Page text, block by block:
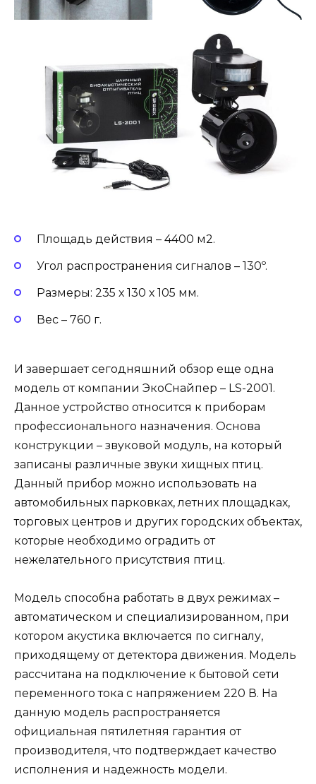
Площадь действия – 4400 м2.
Угол распространения сигналов – 130º.
Размеры: 235 х 130 х 105 мм.
Вес – 760 г.
И завершает сегодняшний обзор еще одна
модель от компании ЭкоСнайпер – LS-2001.
Данное устройство относится к приборам
профессионального назначения. Основа
конструкции – звуковой модуль, на который
записаны различные звуки хищных птиц.
Данный прибор можно использовать на
автомобильных парковках, летних площадках,
торговых центров и других городских объектах,
которые необходимо оградить от
нежелательного присутствия птиц.
Модель способна работать в двух режимах –
автоматическом и специализированном, при
котором акустика включается по сигналу,
приходящему от детектора движения. Модель
рассчитана на подключение к бытовой сети
переменного тока с напряжением 220 В. На
данную модель распространяется
официальная пятилетняя гарантия от
производителя, что подтверждает качество
исполнения и надежность модели.